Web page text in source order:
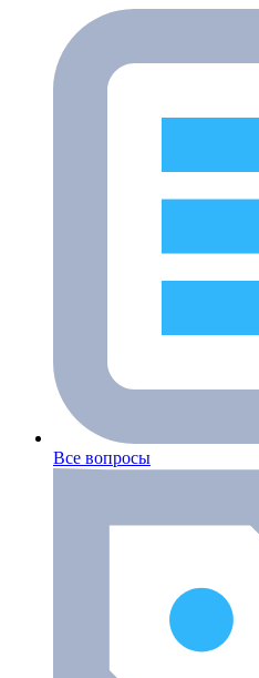
Все вопросы